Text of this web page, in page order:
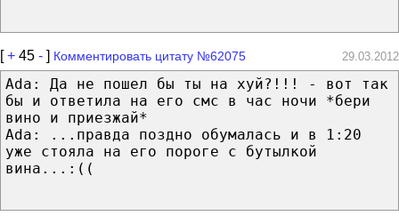
[+ 45 - ] Комментировать цитату №62075 29.03.2012
Ada: Да не пошел бы ты на хуй?!!! - вот так
бы и ответила на его смс в час ночи *бери
вино и приезжай*
Ada: ...правда поздно обумалась и в 1:20
уже стояла на его пороге с бутылкой
вина...:((